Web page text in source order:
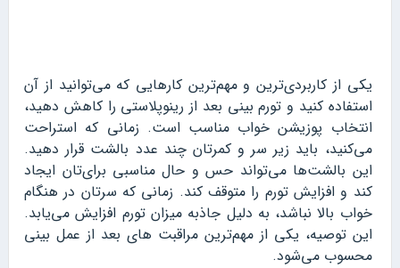
یکی از کاربردی‌ترین و مهم‌ترین کارهایی که می‌توانید از آن
استفاده کنید و تورم بینی بعد از رینوپلاستی را کاهش دهید،
انتخاب پوزیشن خواب مناسب است. زمانی که استراحت
می‌کنید، باید زیر سر و کمرتان چند عدد بالشت قرار دهید.
این بالشت‌ها می‌تواند حس و حال مناسبی برای‌تان ایجاد
کند و افزایش تورم را متوقف کند. زمانی که سرتان در هنگام
خواب بالا نباشد، به دلیل جاذبه میزان تورم افزایش می‌یابد.
این توصیه، یکی از مهم‌ترین مراقبت های بعد از عمل بینی
محسوب می‌شود.